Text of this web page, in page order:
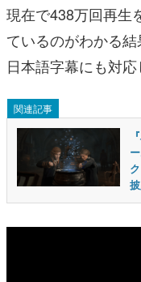
現在で438万回再生
ているのがわかる
日本語字幕にも対応
関連記事